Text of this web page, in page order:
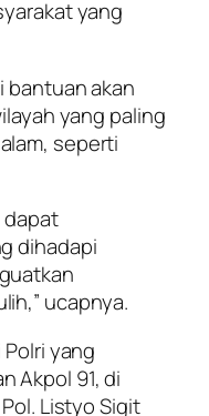
yang
bantuan akan
yang paling
seperti
dapat
dihadapi
ucapnya.
yang
Akpol 91, di
Listyo Sigit